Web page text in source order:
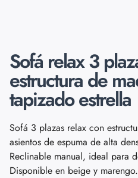
Sofá relax 3
estructura de
tapizado estrella
Sofá 3 plazas relax con
asientos de espuma de alta
Reclinable manual, ideal para
Disponible en beige y marengo.